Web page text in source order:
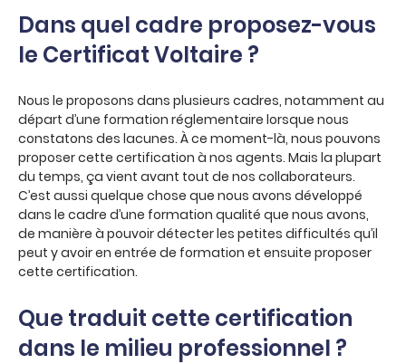
Dans quel cadre proposez-vous
le Certificat Voltaire ?
Nous le proposons dans plusieurs cadres, notamment au
départ d’une formation réglementaire lorsque nous
constatons des lacunes. À ce moment-là, nous pouvons
proposer cette certification à nos agents. Mais la plupart
du temps, ça vient avant tout de nos collaborateurs.
C’est aussi quelque chose que nous avons développé
dans le cadre d’une formation qualité que nous avons,
de manière à pouvoir détecter les petites difficultés qu’il
peut y avoir en entrée de formation et ensuite proposer
cette certification.
Que traduit cette certification
dans le milieu professionnel ?